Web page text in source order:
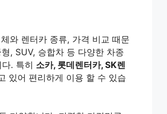
와 렌터카 종류, 가격 비교 때문
, SUV, 승합차 등 다양한 차종
. 특히 소카, 롯데렌터카, SK렌
있어 편리하게 이용 할 수 있습